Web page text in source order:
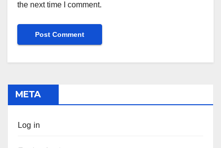
the next time I comment.
META
Log in